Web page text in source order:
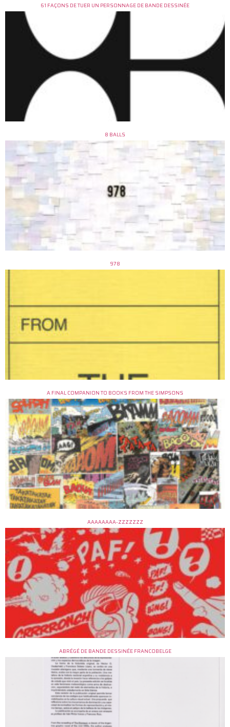
61 FAÇONS DE TUER UN PERSONNAGE DE BANDE DESSINÉE
8 BALLS
978
A FINAL COMPANION TO BOOKS FROM THE SIMPSONS
AAAAAAAA-ZZZZZZZ
ABRÉGÉ DE BANDE DESSINÉE FRANCOBELGE